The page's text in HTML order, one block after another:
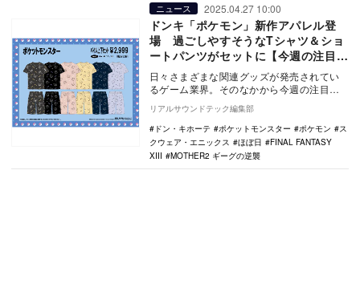
ニュース 2025.04.27 10:00
ドンキ「ポケモン」新作アパレル登
場 過ごしやすそうなTシャツ＆ショ
ートパンツがセットに【今週の注目ゲ
ームグッズ：4月19日～4月25日】
日々さまざまな関連グッズが発売されてい
るゲーム業界。そのなかから今週の注目情
報をピックアップして紹介する。今回は4月
19日～4月…
リアルサウンドテック編集部
ドン・キホーテ
ポケットモンスター ポケモン
ス
クウェア・エニックス
ほぼ日
FINAL FANTASY
XIII
MOTHER2 ギーグの逆襲